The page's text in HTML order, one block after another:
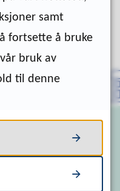
samt
fortsette å bruke
bruk av
til denne